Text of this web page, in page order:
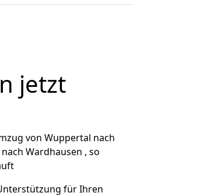
jetzt
von Wuppertal nach
Wardhausen , so
für Ihren